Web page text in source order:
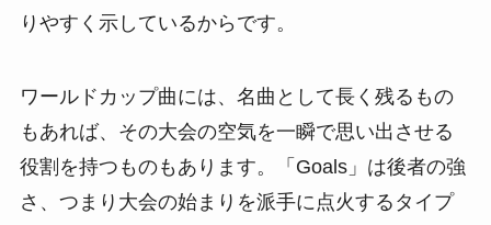
りやすく示しているからです。
ワールドカップ曲には、名曲として長く残るもの
もあれば、その大会の空気を一瞬で思い出させる
役割を持つものもあります。「Goals」は後者の強
さ、つまり大会の始まりを派手に点火するタイプ